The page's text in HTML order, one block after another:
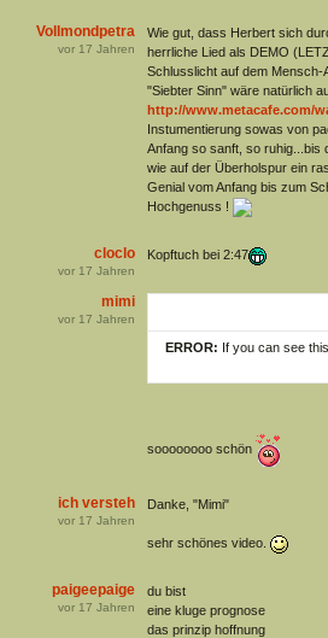
Vollmondpetra
vor 17 Jahren
Wie gut, dass Herbert sich
herrliche Lied als DEMO
Schlusslicht auf dem Mensch-
"Siebter Sinn" wäre natürlich
http://www.metacafe.com/
Instumentierung sowas von
Anfang so sanft, so ruhig...bis
wie auf der Überholspur ein
Genial vom Anfang bis zum
Hochgenuss !
cloclo
vor 17 Jahren
Kopftuch bei 2:47
mimi
vor 17 Jahren
ERROR: If you can see
soooooooo schön
ich versteh
vor 17 Jahren
Danke, "Mimi"
sehr schönes video.
paigeepaige
vor 17 Jahren
du bist
eine kluge prognose
das prinzip hoffnung